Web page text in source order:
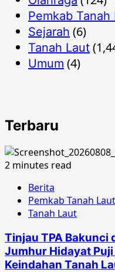
Pemkab Tanah
Sejarah (6)
Tanah Laut
Umum (4)
Terbaru
2 minutes read
Berita
Pemkab Tanah Laut
Tanah Laut
Tinjau TPA Bakunci
Jumhur Hidayat
Keindahan Tanah